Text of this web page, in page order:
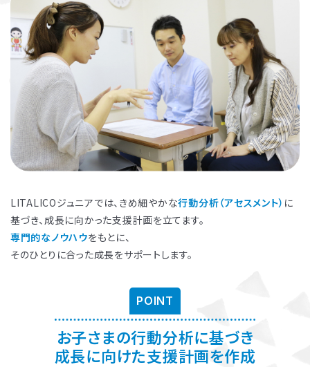
LITALICOジュニアでは、きめ細やかな行動分析（アセスメント） に
基づき、成長に向かった支援計画を立てます。
専門的なノウハウをもとに、
そのひとりに合った成長をサポートします。
POINT
お子さまの行動分析に基づき
成長に向けた支援計画を作成
よくある質問
ペアレントトレーニングを受講するとどんな効果がありますか？
お子さまに対する適切な関わり方がわかることで、 育児ストレスが減
り、怒る回数が減る、ということが研究を通して実証されています。ま
た、これまで1500名以上の方が受講され、「毎日のようにあった癇癪
が減った」「今まで何回言ってもやってくれなかった宿題をやるように
なった」など、多くの方にご好評をいただいています。
プログラムは、講座を聞くだけでなく、テキストに書き込んでいただい
たり、保護者さまと講師とで対話したりしながら進めます。
受講時に学んだ内容を自宅に帰ってお子さまに実践していただき、そ
の結果を後日報告いただき振り返りしていきます。
お子さまにあった関わりを習慣的に実践していただけるように、
と実践の繰り返しで講師がサポートしていきます。